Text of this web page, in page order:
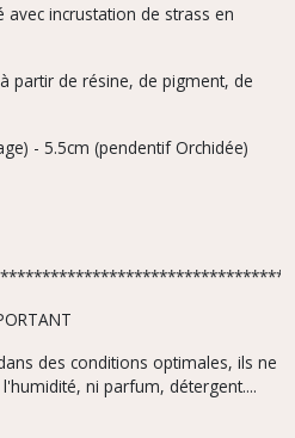
incrustation de strass en
partir de résine, de pigment, de
- 5.5cm (pendentif Orchidée)
des conditions optimales, ils ne
ni parfum, détergent....